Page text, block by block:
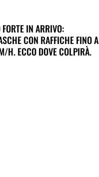
FORTE IN ARRIVO:
CON RAFFICHE FINO A
H. ECCO DOVE COLPIRÀ.